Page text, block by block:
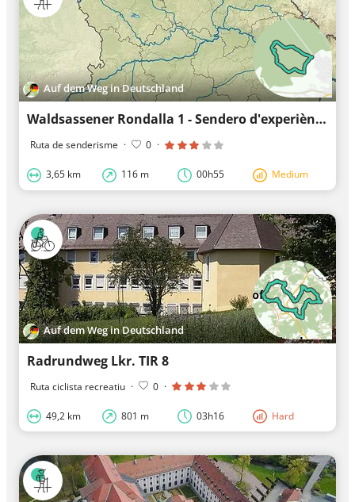
Auf dem Weg in Deutschland
Waldsassener Rondalla 1 - Sendero d'experiències del bosc Glasberg
Ruta de senderisme · 0 ·
3,65 km 116 m 00h55 Medium
Auf dem Weg in Deutschland
Radrundweg Lkr. TIR 8
Ruta ciclista recreatiu · 0 ·
49,2 km 801 m 03h16 Hard